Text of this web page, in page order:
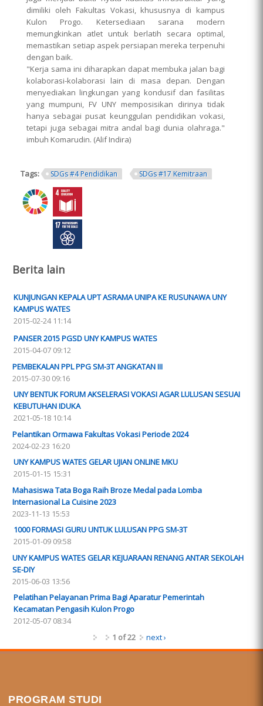
dimiliki oleh Fakultas Vokasi, khususnya di kampus
Kulon Progo. Ketersediaan sarana modern
memungkinkan atlet untuk berlatih secara optimal,
memastikan setiap aspek persiapan mereka terpenuhi
dengan baik.
"Kerja sama ini diharapkan dapat membuka jalan bagi
kolaborasi-kolaborasi lain di masa depan. Dengan
menyediakan lingkungan yang kondusif dan fasilitas
yang mumpuni, FV UNY memposisikan dirinya tidak
hanya sebagai pusat keunggulan pendidikan vokasi,
tetapi juga sebagai mitra andal bagi dunia olahraga."
imbuh Komarudin. (Alif Indira)
Tags: SDGs #4 Pendidikan SDGs #17 Kemitraan
ring.png
Berita lain
KUNJUNGAN KEPALA UPT ASRAMA UNIPA KE RUSUNAWA UNY
KAMPUS WATES
2015-02-24 11:14
PANSER 2015 PGSD UNY KAMPUS WATES
2015-04-07 09:12
PEMBEKALAN PPL PPG SM-3T ANGKATAN III
2015-07-30 09:16
UNY BENTUK FORUM AKSELERASI VOKASI AGAR LULUSAN SESUAI
KEBUTUHAN IDUKA
2021-05-18 10:14
Pelantikan Ormawa Fakultas Vokasi Periode 2024
2024-02-23 16:20
UNY KAMPUS WATES GELAR UJIAN ONLINE MKU
2015-01-15 15:31
Mahasiswa Tata Boga Raih Broze Medal pada Lomba
Internasional La Cuisine 2023
2023-11-13 15:53
1000 FORMASI GURU UNTUK LULUSAN PPG SM-3T
2015-01-09 09:58
UNY KAMPUS WATES GELAR KEJUARAAN RENANG ANTAR SEKOLAH
SE-DIY
2015-06-03 13:56
Pelatihan Pelayanan Prima Bagi Aparatur Pemerintah
Kecamatan Pengasih Kulon Progo
2012-05-07 08:34
1 of 22
next ›
PROGRAM STUDI